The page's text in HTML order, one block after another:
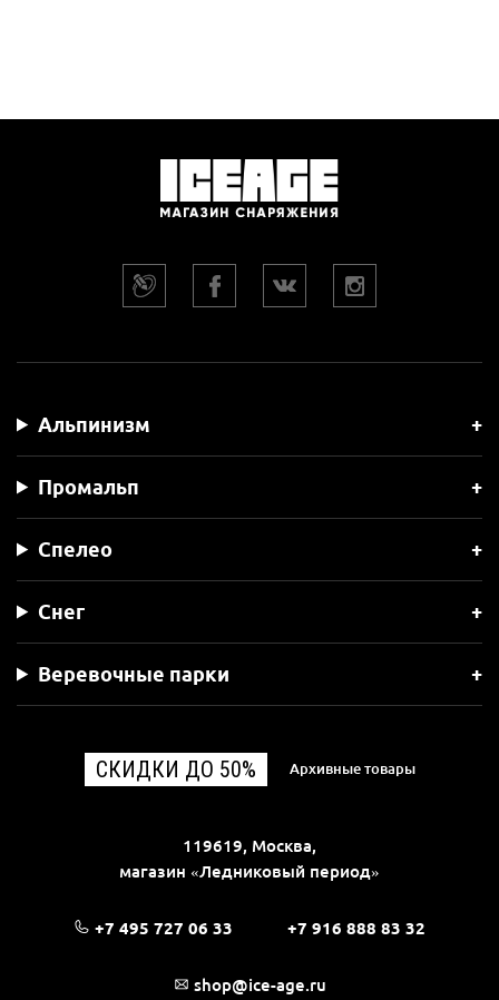
Альпинизм
Промальп
Спелео
Снег
Веревочные парки
СКИДКИ ДО 50% Архивные товары
119619, Москва,
магазин «Ледниковый период»
+7 495 727 06 33 +7 916 888 83 32
shop@ice-age.ru